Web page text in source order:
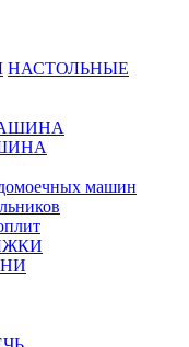
НАСТОЛЬНЫЕ
машин